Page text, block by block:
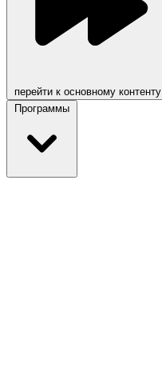
перейти к основному контенту
Программы